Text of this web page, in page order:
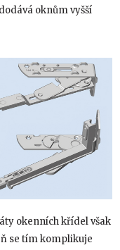
oknům vyšší
okenních křídel však
se tím komplikuje